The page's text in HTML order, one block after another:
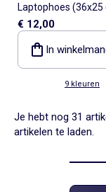
Laptophoes (36x25
Kiabi Home
€ 12,00
In
9 kleuren
Je hebt nog 31
artikelen te laden.